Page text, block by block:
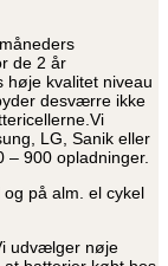
de 2 år
høje kvalitet niveau
desværre ikke
LG, Sanik eller
– 900 opladninger.
på alm. el cykel
udvælger nøje